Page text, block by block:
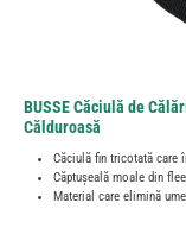
BUSSE Căciulă de
Călduroasă
Căciulă fin tricotată care
Căptușeală moale din
Material care elimină